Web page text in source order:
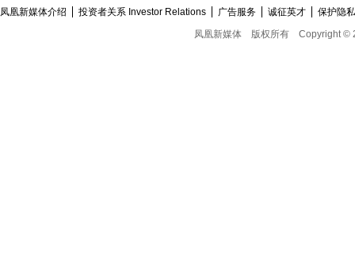
凤凰新媒体介绍 投资者关系 Investor Relations 广告服务 诚征英才
保护隐
凤凰新媒体
版权所有 Copyright ©